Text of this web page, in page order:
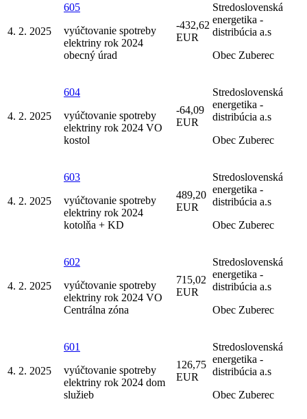
4. 2. 2025
605
vyúčtovanie spotreby
elektriny rok 2024
obecný úrad
-432,62
EUR
Stredoslovenská
energetika -
distribúcia a.s
Obec Zuberec
4. 2. 2025
604
vyúčtovanie spotreby
elektriny rok 2024 VO
kostol
-64,09
EUR
Stredoslovenská
energetika -
distribúcia a.s
Obec Zuberec
4. 2. 2025
603
vyúčtovanie spotreby
elektriny rok 2024
kotolňa + KD
489,20
EUR
Stredoslovenská
energetika -
distribúcia a.s
Obec Zuberec
4. 2. 2025
602
vyúčtovanie spotreby
elektriny rok 2024 VO
Centrálna zóna
715,02
EUR
Stredoslovenská
energetika -
distribúcia a.s
Obec Zuberec
4. 2. 2025
601
vyúčtovanie spotreby
elektriny rok 2024 dom
služieb
126,75
EUR
Stredoslovenská
energetika -
distribúcia a.s
Obec Zuberec